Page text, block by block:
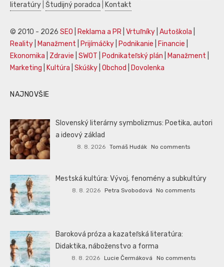
literatúry Študijný poradca Kontakt
© 2010 - 2026 SEO Reklama a PR Vrtuľníky Autoškola
Reality
Manažment Prijímáčky Podnikanie Financie
Ekonomika
Zdravie SWOT Podnikateľský plán Manažment
Marketing
Kultúra Skúšky Obchod Dovolenka
NAJNOVŠIE
Slovenský literárny symbolizmus: Poetika, autori
a ideový základ
8. 8. 2026 Tomáš Hudák No comments
Mestská kultúra: Vývoj, fenomény a subkultúry
8. 8. 2026 Petra Svobodová No comments
Baroková próza a kazateľská literatúra:
Didaktika, náboženstvo a forma
8. 8. 2026 Lucie Čermáková No comments